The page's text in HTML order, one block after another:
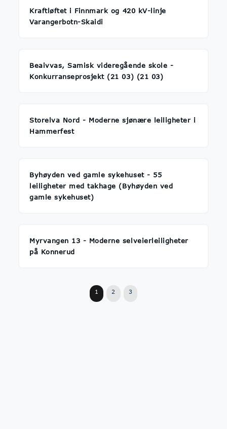
Kraftløftet i Finnmark og 420 kV-linje
Varangerbotn-Skaidi
Beaivvas, Samisk videregående skole -
Konkurranseprosjekt (21 03) (21 03)
Storelva Nord - Moderne sjønære leiligheter i
Hammerfest
Byhøyden ved gamle sykehuset - 55
leiligheter med takhage (Byhøyden ved
gamle sykehuset)
Myrvangen 13 - Moderne selveierleiligheter
på Konnerud
1 2 3